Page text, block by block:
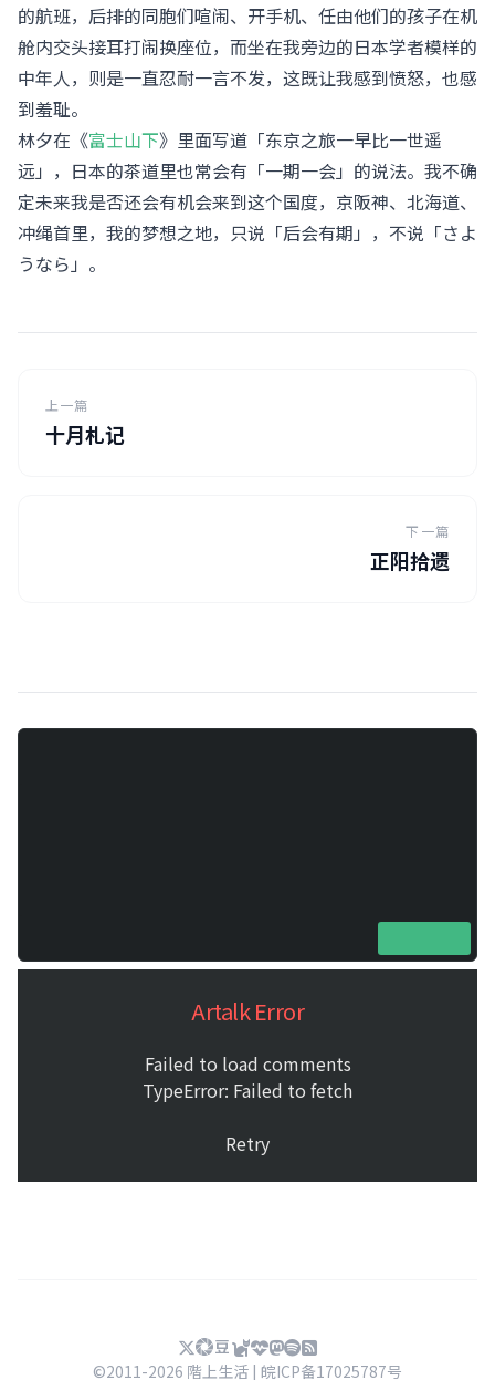
的航班，后排的同胞们喧闹、开手机、任由他们的孩子在机
舱内交头接耳打闹换座位，而坐在我旁边的日本学者模样的
中年人，则是一直忍耐一言不发，这既让我感到愤怒，也感
到羞耻。
林夕在《富士山下》里面写道「东京之旅一早比一世遥
远」，日本的茶道里也常会有「一期一会」的说法。我不确
定未来我是否还会有机会来到这个国度，京阪神、北海道、
冲绳首里，我的梦想之地，只说「后会有期」，不说「さよ
うなら」。
上一篇
十月札记
下一篇
正阳拾遗
Artalk Error
Failed to load comments
TypeError: Failed to fetch
Retry
©2011-2026 階上生活 | 皖ICP备17025787号